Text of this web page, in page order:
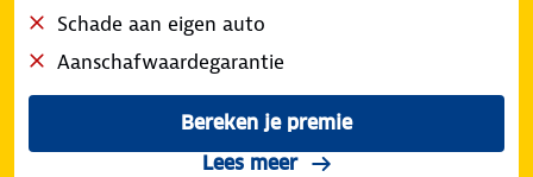
Schade aan eigen auto
Aanschafwaardegarantie
Bereken je premievoor de ANWB Veilig
Lees meerover de WA dekking